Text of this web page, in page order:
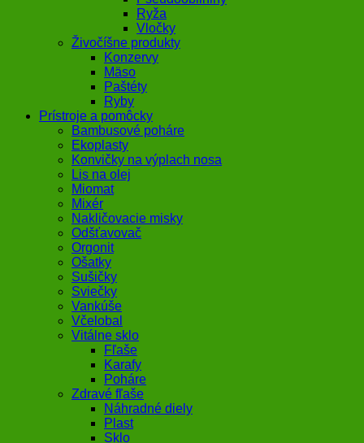
Ryža
Vločky
Živočíšne produkty
Konzervy
Mäso
Paštéty
Ryby
Prístroje a pomôcky
Bambusové poháre
Ekoplasty
Konvičky na výplach nosa
Lis na olej
Miomat
Mixér
Nakličovacie misky
Odšťavovač
Orgonit
Ošatky
Sušičky
Sviečky
Vankúše
Včelobal
Vitálne sklo
Fľaše
Karafy
Poháre
Zdravé fľaše
Náhradné diely
Plast
Sklo